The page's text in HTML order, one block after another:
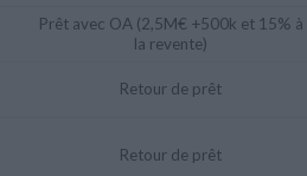
Prêt avec OA (2,5M€ +500k et 15% à
la revente)
Retour de prêt
Retour de prêt